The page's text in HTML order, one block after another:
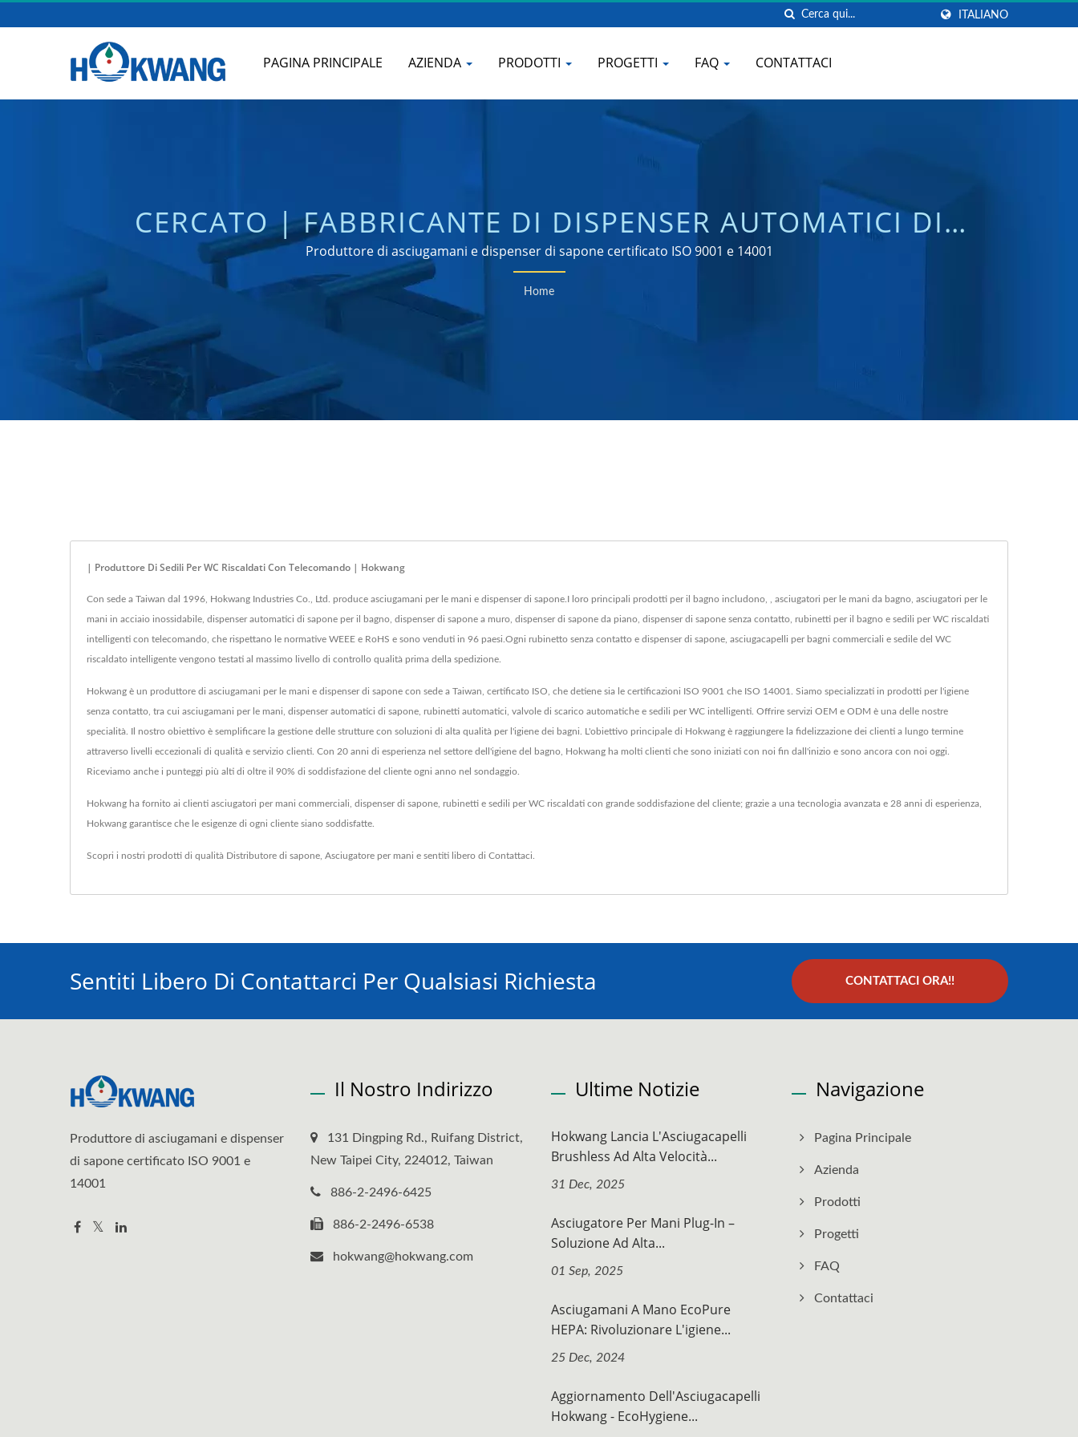
ITALIANO
PAGINA PRINCIPALE AZIENDA PRODOTTI PROGETTI FAQ CONTATTACI
CERCATO | FABBRICANTE DI DISPENSER AUTOMATICI DI
SAPONE COMMERCIALE | HOKWANG
Produttore di asciugamani e dispenser di sapone certificato ISO 9001 e 14001
Home
| Produttore Di Sedili Per WC Riscaldati Con Telecomando | Hokwang
Con sede a Taiwan dal 1996, Hokwang Industries Co., Ltd. produce asciugamani per le mani e dispenser di sapone.I loro principali prodotti per il bagno includono, , asciugatori per le mani da bagno, asciugatori per le
mani in acciaio inossidabile, dispenser automatici di sapone per il bagno, dispenser di sapone a muro, dispenser di sapone da piano, dispenser di sapone senza contatto, rubinetti per il bagno e sedili per WC riscaldati
intelligenti con telecomando, che rispettano le normative WEEE e RoHS e sono venduti in 96 paesi.Ogni rubinetto senza contatto e dispenser di sapone, asciugacapelli per bagni commerciali e sedile del WC
riscaldato intelligente vengono testati al massimo livello di controllo qualità prima della spedizione.
Hokwang è un produttore di asciugamani per le mani e dispenser di sapone con sede a Taiwan, certificato ISO, che detiene sia le certificazioni ISO 9001 che ISO 14001. Siamo specializzati in prodotti per l'igiene
senza contatto, tra cui asciugamani per le mani, dispenser automatici di sapone, rubinetti automatici, valvole di scarico automatiche e sedili per WC intelligenti. Offrire servizi OEM e ODM è una delle nostre
specialità. Il nostro obiettivo è semplificare la gestione delle strutture con soluzioni di alta qualità per l'igiene dei bagni. L'obiettivo principale di Hokwang è raggiungere la fidelizzazione dei clienti a lungo termine
attraverso livelli eccezionali di qualità e servizio clienti. Con 20 anni di esperienza nel settore dell'igiene del bagno, Hokwang ha molti clienti che sono iniziati con noi fin dall'inizio e sono ancora con noi oggi.
Riceviamo anche i punteggi più alti di oltre il 90% di soddisfazione del cliente ogni anno nel sondaggio.
Hokwang ha fornito ai clienti asciugatori per mani commerciali, dispenser di sapone, rubinetti e sedili per WC riscaldati con grande soddisfazione del cliente; grazie a una tecnologia avanzata e 28 anni di esperienza,
Hokwang garantisce che le esigenze di ogni cliente siano soddisfatte.
Scopri i nostri prodotti di qualità Distributore di sapone Asciugatore per mani e sentiti libero di Contattaci
Sentiti Libero Di Contattarci Per Qualsiasi Richiesta CONTATTACI ORA!!
Produttore di asciugamani e dispenser
di sapone certificato ISO 9001 e
14001
Il Nostro Indirizzo
131 Dingping Rd., Ruifang District,
New Taipei City, 224012, Taiwan
886-2-2496-6425
886-2-2496-6538
hokwang@hokwang.com
Ultime Notizie
Hokwang Lancia L'Asciugacapelli
Brushless Ad Alta Velocità...
31 Dec, 2025
Asciugatore Per Mani Plug-In –
Soluzione Ad Alta...
01 Sep, 2025
Asciugamani A Mano EcoPure
HEPA: Rivoluzionare L'igiene...
25 Dec, 2024
Aggiornamento Dell'Asciugacapelli
Hokwang - EcoHygiene...
Navigazione
Pagina Principale
Azienda
Prodotti
Progetti
FAQ
Contattaci